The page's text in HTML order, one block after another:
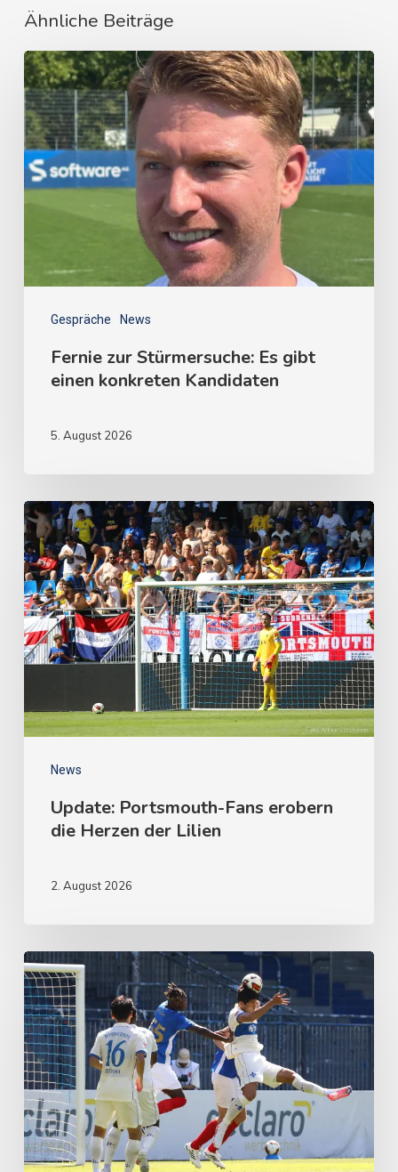
Ähnliche Beiträge
Gespräche News
Fernie zur Stürmersuche: Es gibt
einen konkreten Kandidaten
5. August 2026
News
Update: Portsmouth-Fans erobern
die Herzen der Lilien
2. August 2026